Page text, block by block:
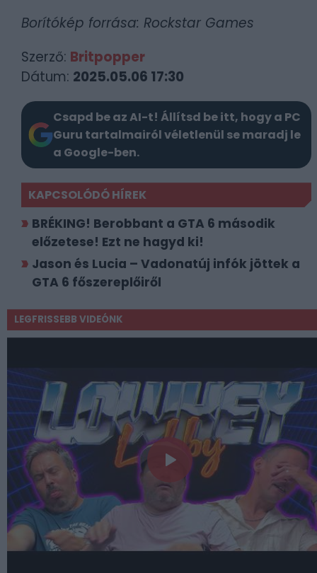
Borítókép forrása: Rockstar Games
Szerző: Britpopper
Dátum: 2025.05.06 17:30
Csapd be az AI-t! Állítsd be itt, hogy a PC
Guru tartalmairól véletlenül se maradj le
a Google-ben.
KAPCSOLÓDÓ HÍREK
BRÉKING! Berobbant a GTA 6 második
előzetese! Ezt ne hagyd ki!
Jason és Lucia – Vadonatúj infók jöttek a
GTA 6 főszereplőiről
LEGFRISSEBB VIDEÓNK